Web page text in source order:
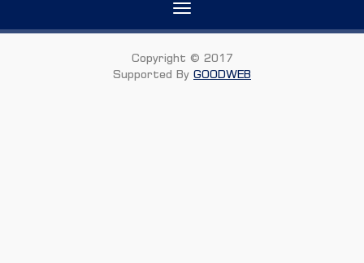
Toggle
Copyright © 2017
Supported By GOODWEB